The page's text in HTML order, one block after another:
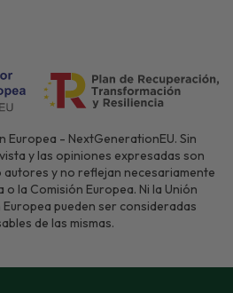
Europea - NextGenerationEU. Sin
y las opiniones expresadas son
autores y no reflejan necesariamente
o la Comisión Europea. Ni la Unión
pueden ser consideradas
de las mismas.